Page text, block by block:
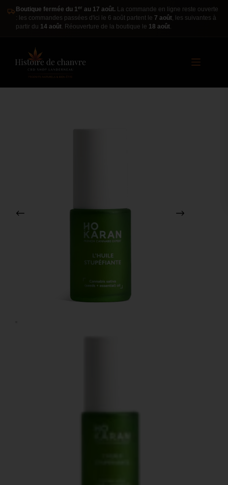
Boutique fermée du 1er au 17 août. La commande en ligne reste ouverte
: les commandes passées d'ici le 6 août partent le 7 août, les suivantes à
partir du 14 août. Réouverture de la boutique le 18 août.